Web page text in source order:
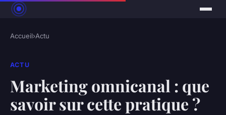
Accueil›Actu
ACTU
Marketing omnicanal : que
savoir sur cette pratique ?